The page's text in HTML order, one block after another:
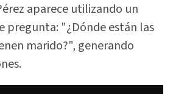
aparece utilizando un
pregunta: "¿Dónde están las
marido?", generando